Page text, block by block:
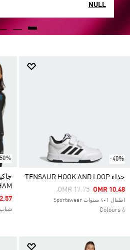
NULL
-40%
حذاء TENSAUR HOOK AND LOOP
Price Reduced From
OMR 17.75ToOMR 10.48
اطفال 1-4 سنوات Sportswear
4 Colours شباب 8-16 سنوات كرة القدم